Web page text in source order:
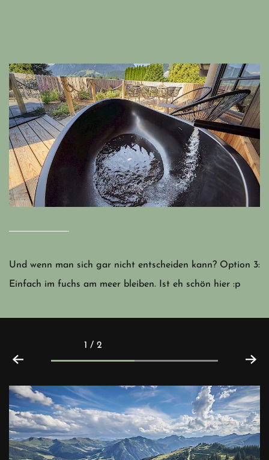
Und wenn man sich gar nicht entscheiden kann? Option 3:
Einfach im fuchs am meer bleiben. Ist eh schön hier :p
1 / 2